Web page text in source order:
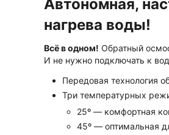
Автономная,
нагрева воды!
Всё в одном! Обратный
И не нужно подключать к
Передовая технология
Три температурных
25º — комфортная
45º — оптимальная